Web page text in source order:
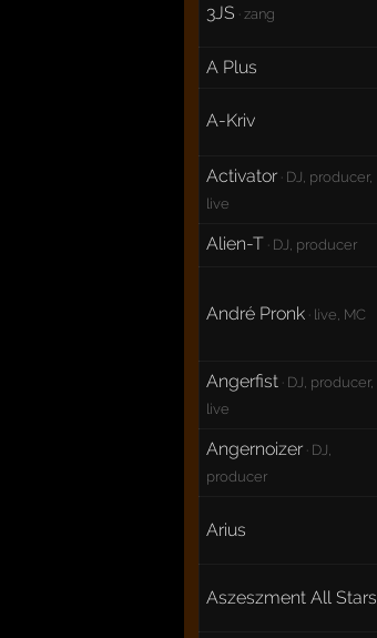
3JS · zang
A Plus
A-Kriv
Activator · DJ, producer,
live
Alien-T · DJ, producer
André Pronk · live, MC
Angerfist · DJ, producer,
live
Angernoizer · DJ,
producer
Arius
Aszeszment All Stars